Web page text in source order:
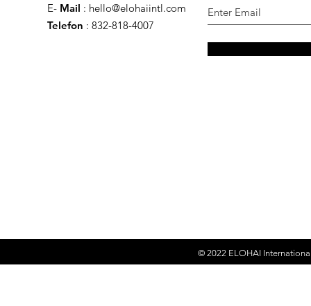
E- Mail : hello@elohaiintl.com
Telefon : 832-818-4007
© 2022 ELOHAI